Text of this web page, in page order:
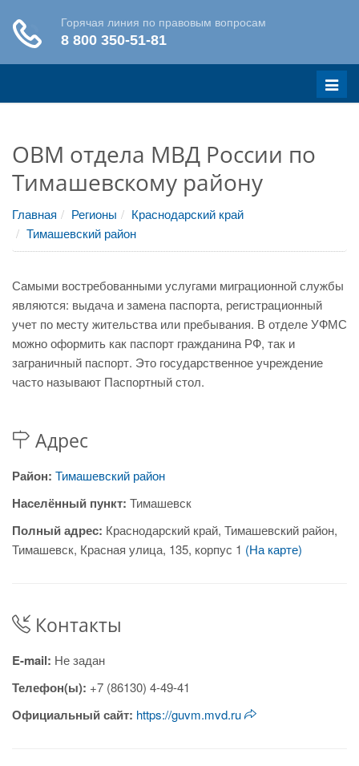
Меню
ОВМ отдела МВД России по
Тимашевскому району
Главная Регионы
Краснодарский край
Тимашевский район
Самыми востребованными услугами миграционной службы
являются: выдача и замена паспорта, регистрационный
учет по месту жительства или пребывания. В отделе УФМС
можно оформить как паспорт гражданина РФ, так и
заграничный паспорт. Это государственное учреждение
часто называют Паспортный стол.
Адрес
Район: Тимашевский район
Населённый пункт: Тимашевск
Полный адрес: Краснодарский край, Тимашевский район,
Тимашевск, Красная улица, 135, корпус 1 (На карте)
Контакты
E-mail: Не задан
Телефон(ы): +7 (86130) 4-49-41
Официальный сайт: https://guvm.mvd.ru